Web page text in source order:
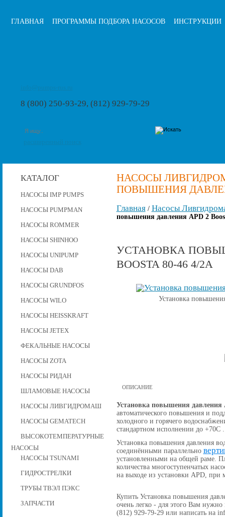
ГЛАВНАЯ ПРОГРАММЫ ПОДБОРА НАСОСОВ ИНСТРУКЦИИ
8 (800) 250-93-29, (812) 929-79-29
КАТАЛОГ
НАСОСЫ IMP PUMPS
НАСОСЫ PUMPMAN
НАСОСЫ ROMMER
НАСОСЫ SHINHOO
НАСОСЫ UNIPUMP
НАСОСЫ DAB
НАСОСЫ GRUNDFOS
НАСОСЫ WILO
НАСОСЫ HEISSKRAFT
НАСОСЫ JETEX
ФЕКАЛЬНЫЕ НАСОСЫ
НАСОСЫ ZOTA
НАСОСЫ РИДАН
ШЛАМОВЫЕ НАСОСЫ
НАСОСЫ ЛИВГИДРОМАШ
НАСОСЫ GEMATECH
ВЫСОКОТЕМПЕРАТУРНЫЕ
НАСОСЫ
НАСОСЫ TSUNAMI
ГИДРОСТРЕЛКИ
ТРУБЫ ТВЭЛ ПЭКС
ЗАПЧАСТИ
НАСОСЫ
ПОВЫШЕНИЯ
Главная/ Насосы
повышения давления APD 2
УСТАНОВКА
BOOSTA 80-46 4/2А
Установка
ОПИСАНИЕ
Установка повышения давления
автоматического повышения и
холодного и горячего
стандартном исполнении до +70С .
Установка повышения давления
соединёнными параллельно
установленными на общей раме.
количества многоступенчатых
на выходе из установки APD,
Купить Установка повышения
очень легко - для этого Вам
(812) 929-79-29 или написать на